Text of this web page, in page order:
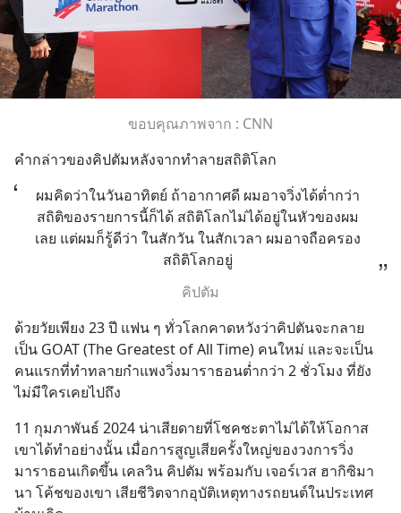
ขอบคุณภาพจาก : CNN
คำกล่าวของคิปตัมหลังจากทำลายสถิติโลก
ผมคิดว่าในวันอาทิตย์ ถ้าอากาศดี ผมอาจวิ่งได้ต่ำกว่า
สถิติของรายการนี้ก็ได้ สถิติโลกไม่ได้อยู่ในหัวของผม
เลย แต่ผมก็รู้ดีว่า ในสักวัน ในสักเวลา ผมอาจถือครอง
สถิติโลกอยู่
คิปตัม
ด้วยวัยเพียง 23 ปี แฟน ๆ ทั่วโลกคาดหวังว่าคิปตันจะกลาย
เป็น GOAT (The Greatest of All Time) คนใหม่ และจะเป็น
คนแรกที่ทำทลายกำแพงวิ่งมาราธอนต่ำกว่า 2 ชั่วโมง ที่ยัง
ไม่มีใครเคยไปถึง
11 กุมภาพันธ์ 2024 น่าเสียดายที่โชคชะตาไม่ได้ให้โอกาส
เขาได้ทำอย่างนั้น เมื่อการสูญเสียครั้งใหญ่ของวงการวิ่ง
มาราธอนเกิดขึ้น เคลวิน คิปตัม พร้อมกับ เจอร์เวส ฮากิซิมา
นา โค้ชของเขา เสียชีวิตจากอุบัติเหตุทางรถยนต์ในประเทศ